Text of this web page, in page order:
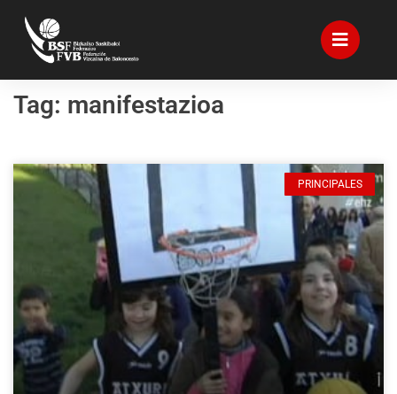
Tag: manifestazioa
PRINCIPALES